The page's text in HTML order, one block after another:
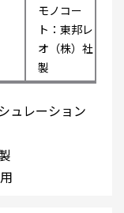
モノコー
ト：東邦レ
オ（株）社
製
ュレーション